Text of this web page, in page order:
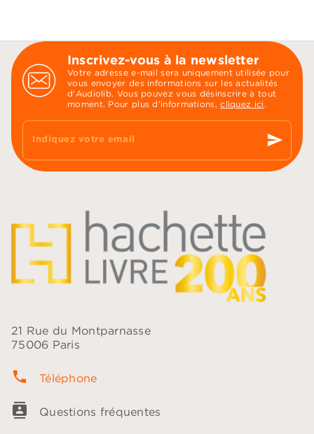
Inscrivez-vous à la newsletter
Votre adresse e-mail sera uniquement utilisée pour
vous envoyer des informations sur les actualités
d'Audiolib. Vous pouvez vous désinscrire à tout
moment. Pour plus d’informations,cliquez ici .
Indiquez votre email send
21 Rue du Montparnasse
75006 Paris
phone Téléphone
contacts Questions fréquentes